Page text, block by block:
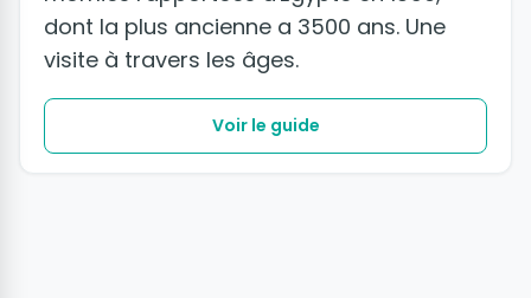
dont la plus ancienne a 3500 ans. Une
visite à travers les âges.
Voir le guide